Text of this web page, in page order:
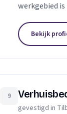
werkgebied
Bekijk
9
gevestigd in